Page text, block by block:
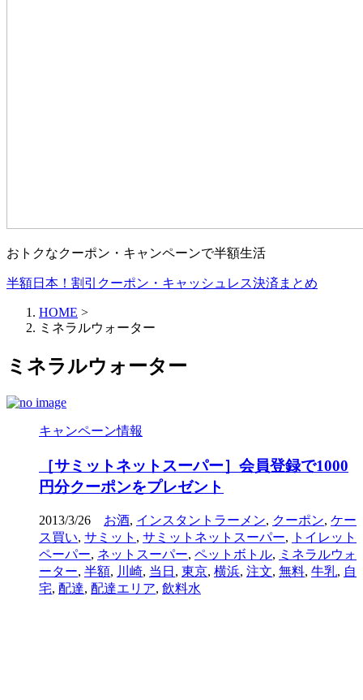
おトクなクーポン・キャンペーンで半額生活
半額日本！割引クーポン・キャッシュレス決済まとめ
HOME >
ミネラルウォーター
ミネラルウォーター
キャンペーン情報
［サミットネットスーパー］会員登録で1000
円分クーポンをプレゼント
2013/3/26 お酒, インスタントラーメン, クーポン, ケー
ス買い, サミット , サミットネットスーパー,
トイレット
ペーパー, ネットスーパー, ペットボトル, ミネラルウォ
ーター, 半額, 川崎, 当日 , 東京, 横浜, 注文, 無料, 牛乳, 自
宅, 配達, 配達エリア, 飲料水